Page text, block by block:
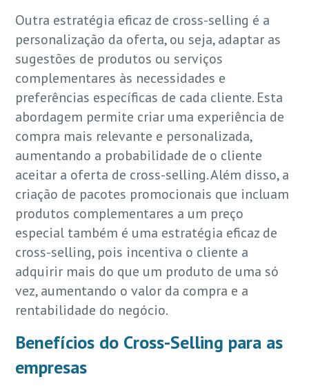
Outra estratégia eficaz de cross-selling é a
personalização da oferta, ou seja, adaptar as
sugestões de produtos ou serviços
complementares às necessidades e
preferências específicas de cada cliente. Esta
abordagem permite criar uma experiência de
compra mais relevante e personalizada,
aumentando a probabilidade de o cliente
aceitar a oferta de cross-selling. Além disso, a
criação de pacotes promocionais que incluam
produtos complementares a um preço
especial também é uma estratégia eficaz de
cross-selling, pois incentiva o cliente a
adquirir mais do que um produto de uma só
vez, aumentando o valor da compra e a
rentabilidade do negócio.
Benefícios do Cross-Selling para as
empresas